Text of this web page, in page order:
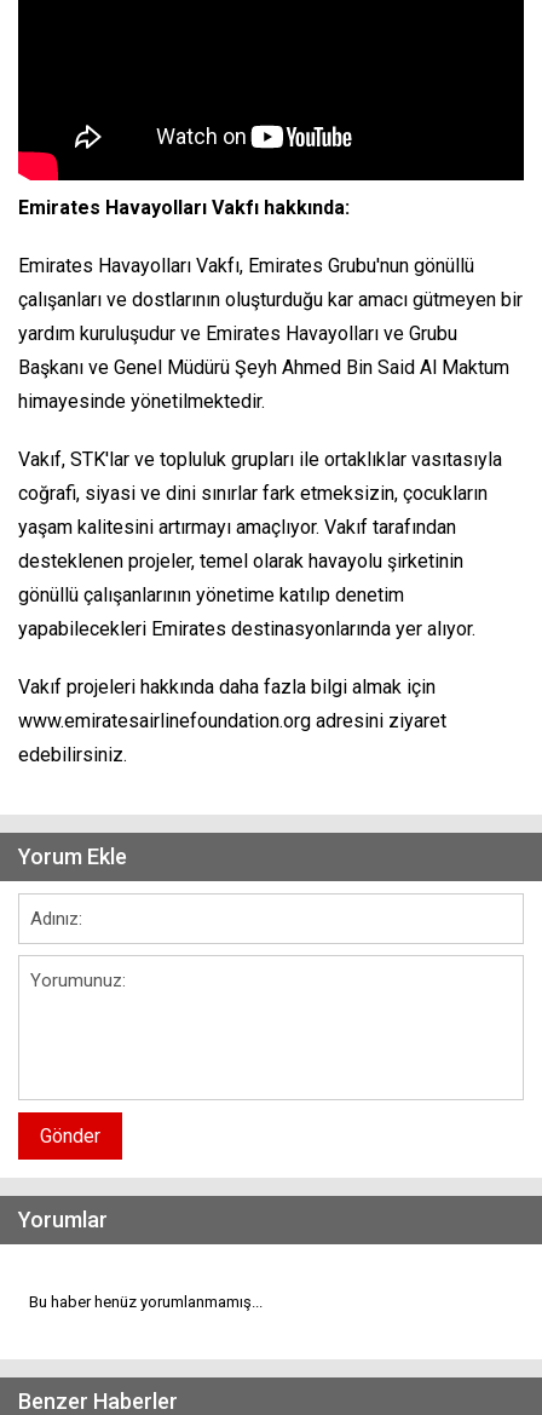
Emirates Havayolları Vakfı hakkında:
Emirates Havayolları Vakfı, Emirates Grubu'nun gönüllü
çalışanları ve dostlarının oluşturduğu kar amacı gütmeyen bir
yardım kuruluşudur ve Emirates Havayolları ve Grubu
Başkanı ve Genel Müdürü Şeyh Ahmed Bin Said Al Maktum
himayesinde yönetilmektedir.
Vakıf, STK'lar ve topluluk grupları ile ortaklıklar vasıtasıyla
coğrafi, siyasi ve dini sınırlar fark etmeksizin, çocukların
yaşam kalitesini artırmayı amaçlıyor. Vakıf tarafından
desteklenen projeler, temel olarak havayolu şirketinin
gönüllü çalışanlarının yönetime katılıp denetim
yapabilecekleri Emirates destinasyonlarında yer alıyor.
Vakıf projeleri hakkında daha fazla bilgi almak için
www.emiratesairlinefoundation.org adresini ziyaret
edebilirsiniz.
Yorum Ekle
Gönder
Yorumlar
Bu haber henüz yorumlanmamış...
Benzer Haberler